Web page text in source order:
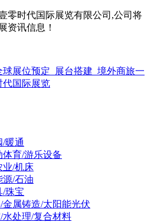
零时代国际展览有限公司,公司将
资讯信息！
/暖通
体育/游乐设备
业/机床
源/石油
/珠宝
属铸造/太阳能光伏
水处理/复合材料